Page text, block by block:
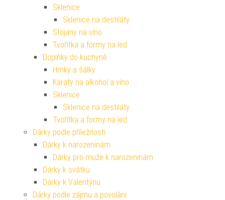
Sklenice
Sklenice na destiláty
Stojany na víno
Tvořítka a formy na led
Doplňky do kuchyně
Hrnky a šálky
Karafy na alkohol a víno
Sklenice
Sklenice na destiláty
Tvořítka a formy na led
Dárky podle příležitosti
Dárky k narozeninám
Dárky pro muže k narozeninám
Dárky k svátku
Dárky k Valentýnu
Dárky podle zájmu a povolání